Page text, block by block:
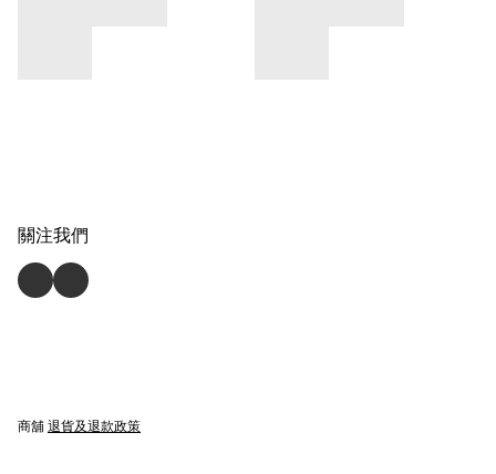
關注我們
商舖 退貨及退款政策